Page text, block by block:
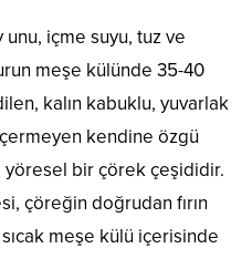
içme suyu, tuz ve
meşe külünde 35-40
kalın kabuklu, yuvarlak
kendine özgü
yöresel bir çörek çeşididir.
çöreğin doğrudan fırın
meşe külü içerisinde